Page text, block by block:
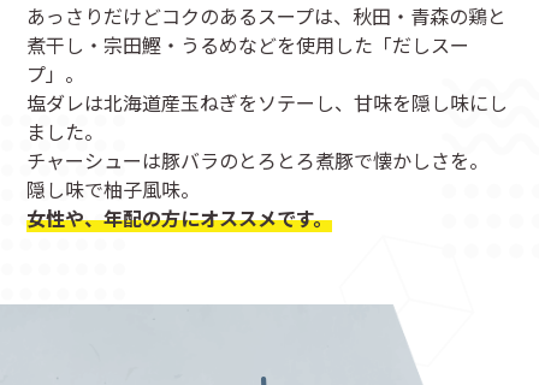
あっさりだけどコクのあるスープは、秋田・青森の鶏と
煮干し・宗田鰹・うるめなどを使用した「だしスー
プ」。
塩ダレは北海道産玉ねぎをソテーし、甘味を隠し味にし
ました。
チャーシューは豚バラのとろとろ煮豚で懐かしさを。
隠し味で柚子風味。
女性や、年配の方にオススメです。